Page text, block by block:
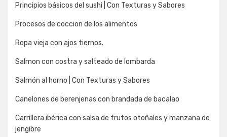
Principios básicos del sushi | Con Texturas y Sabores
Procesos de coccion de los alimentos
Ropa vieja con ajos tiernos.
Salmon con costra y salteado de lombarda
Salmón al horno | Con Texturas y Sabores
Canelones de berenjenas con brandada de bacalao
Carrillera ibérica con salsa de frutos otoñales y manzana de
jengibre